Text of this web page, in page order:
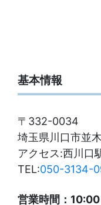
基本情報
〒332-0034
埼玉県川口市並
アクセス:西川
TEL:050-3134-
営業時間：